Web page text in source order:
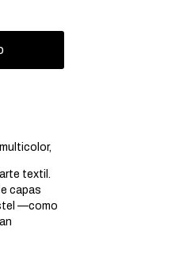
textil.
capas
—como